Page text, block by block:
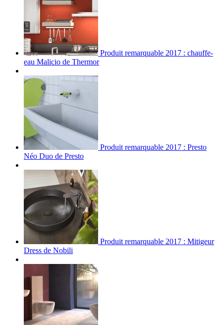
Produit remarquable 2017 : chauffe-
eau Malicio de Thermor
Produit remarquable 2017 : Presto
Néo Duo de Presto
Produit remarquable 2017 : Mitigeur
Dress de Nobili